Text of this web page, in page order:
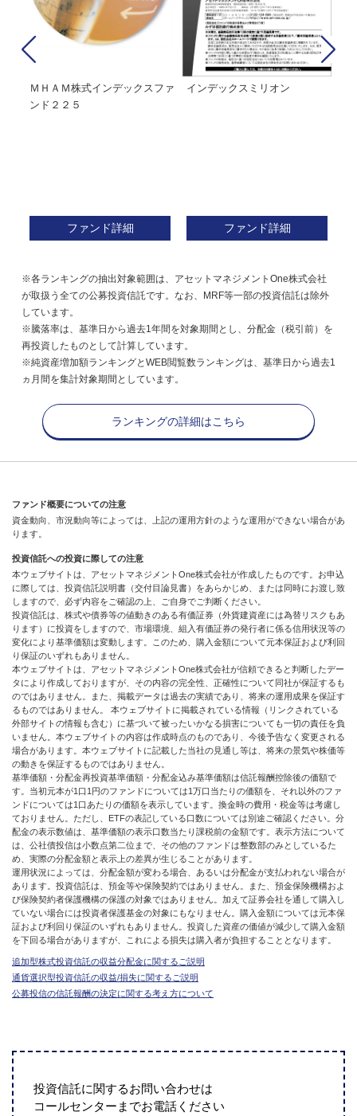
インデックス マネジメント フ
ァンド 225
ファンド詳細
太陽ミリオン(太陽ミリオン・イ
ファンド詳細
※各ランキングの抽出対象範囲は、アセットマネジメントOne株式会社
が取扱う全ての公募投資信託です。なお、MRF等一部の投資信託は除外
しています。
※騰落率は、基準日から過去1年間を対象期間とし、分配金（税引前）を
再投資したものとして計算しています。
※純資産増加額ランキングとWEB閲覧数ランキングは、基準日から過去1
ヵ月間を集計対象期間としています。
ランキングの詳細はこちら
ファンド概要についての注意
資金動向、市況動向等によっては、上記の運用方針のような運用ができない場合があ
ります。
投資信託への投資に際しての注意
本ウェブサイトは、アセットマネジメントOne株式会社が作成したものです。お申込
に際しては、投資信託説明書（交付目論見書）をあらかじめ、または同時にお渡し致
しますので、必ず内容をご確認の上、ご自身でご判断ください。
投資信託は、株式や債券等の値動きのある有価証券（外貨建資産には為替リスクもあ
ります）に投資をしますので、市場環境、組入有価証券の発行者に係る信用状況等の
変化により基準価額は変動します。このため、購入金額について元本保証および利回
り保証のいずれもありません。
本ウェブサイトは、アセットマネジメントOne株式会社が信頼できると判断したデー
タにより作成しておりますが、その内容の完全性、正確性について同社が保証するも
のではありません。また、掲載データは過去の実績であり、将来の運用成果を保証す
るものではありません。 本ウェブサイトに掲載されている情報（リンクされている
外部サイトの情報も含む）に基づいて被ったいかなる損害についても一切の責任を負
いません。本ウェブサイトの内容は作成時点のものであり、今後予告なく変更される
場合があります。本ウェブサイトに記載した当社の見通し等は、将来の景気や株価等
の動きを保証するものではありません。
基準価額・分配金再投資基準価額・分配金込み基準価額は信託報酬控除後の価額で
す。当初元本が1口1円のファンドについては1万口当たりの価額を、それ以外のファ
ンドについては1口あたりの価額を表示しています。換金時の費用・税金等は考慮し
ておりません。ただし、ETFの表記している口数については別途ご確認ください。分
配金の表示数値は、基準価額の表示口数当たり課税前の金額です。表示方法について
は、公社債投信は小数点第二位まで、その他のファンドは整数部のみとしているた
め、実際の分配金額と表示上の差異が生じることがあります。
運用状況によっては、分配金額が変わる場合、あるいは分配金が支払われない場合が
あります。投資信託は、預金等や保険契約ではありません。また、預金保険機構およ
び保険契約者保護機構の保護の対象ではありません。加えて証券会社を通して購入し
ていない場合には投資者保護基金の対象にもなりません。購入金額については元本保
証および利回り保証のいずれもありません。投資した資産の価値が減少して購入金額
を下回る場合がありますが、これによる損失は購入者が負担することとなります。
追加型株式投資信託の収益分配金に関するご説明
通貨選択型投資信託の収益/損失に関するご説明
公募投信の信託報酬の決定に関する考え方について
投資信託に関するお問い合わせは
コールセンターまでお電話ください